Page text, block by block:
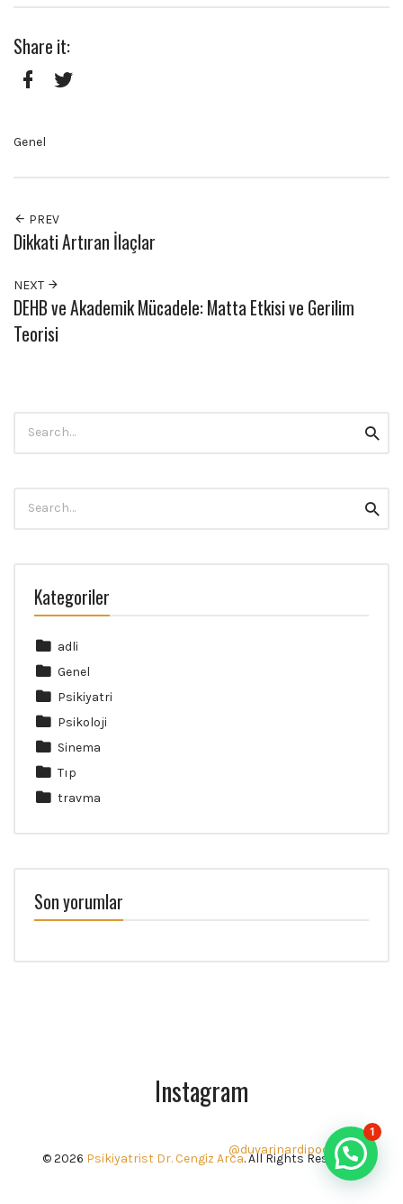
Share it:
Genel
PREV
Dikkati Artıran İlaçlar
NEXT
DEHB ve Akademik Mücadele: Matta Etkisi ve Gerilim
Teorisi
for:
for:
Kategoriler
adli
Genel
Psikiyatri
Psikoloji
Sinema
Tıp
travma
Son yorumlar
Instagram
@duvarinardipod
© 2026 Psikiyatrist Dr. Cengiz Arca. All Rights Reserved.
1